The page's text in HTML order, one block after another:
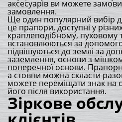
аксесуарів ви можете
замовлення.
Ще один популярний вибір
це прапори, доступні у
краплеподібному,
встановлюються за
підвішуються до землі за
заземлення, основи з
поперечної основи.
а стовпи можна скласти
можете переміщати знак на
його після використання.
Зіркове